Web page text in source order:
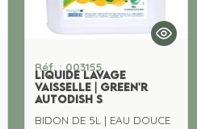
Réf. : 003155
LIQUIDE LAVAGE
VAISSELLE | GREEN'R
AUTODISH S
BIDON DE 5L | EAU DOUCE